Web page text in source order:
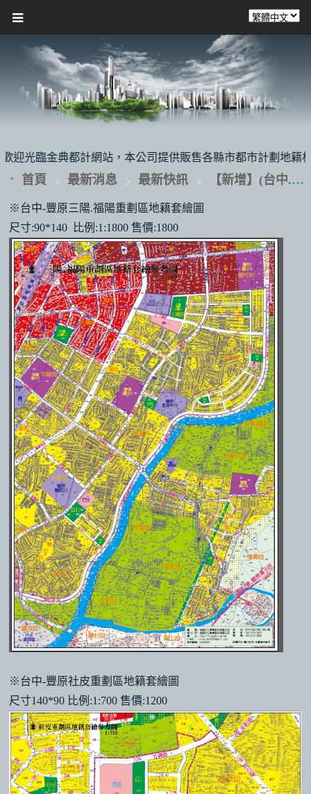
光臨金典都計網站，本公司提供販售各縣市都市計劃地籍相關
首頁 最新消息 最新快訊 【新增】(台中.桃園地區)地籍套繪圖
※台中-豐原三陽.福陽重劃區地籍套繪圖
尺寸:90*140 比例:1:1800 售價:1800
※台中-豐原社皮重劃區地籍套繪圖
尺寸140*90 比例:1:700 售價:1200